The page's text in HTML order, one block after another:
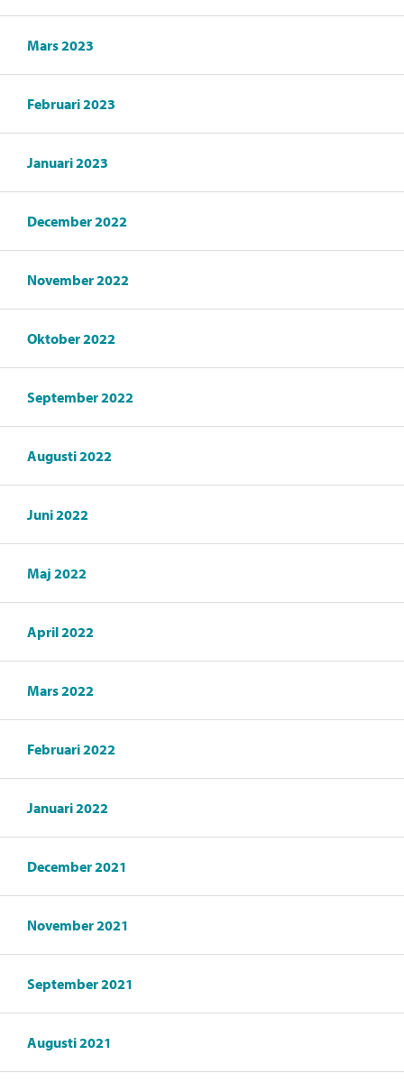
Mars 2023
Februari 2023
Januari 2023
December 2022
November 2022
Oktober 2022
September 2022
Augusti 2022
Juni 2022
Maj 2022
April 2022
Mars 2022
Februari 2022
Januari 2022
December 2021
November 2021
September 2021
Augusti 2021